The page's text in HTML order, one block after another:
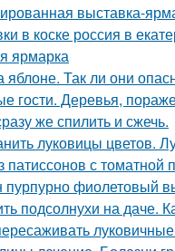
выставка-
в коске россия в
ярмарка
яблоне. Так ли они
гости. Деревья,
же спилить и сжечь.
луковицы цветов.
патиссонов с томатной
пурпурно фиолетовый
подсолнухи на даче.